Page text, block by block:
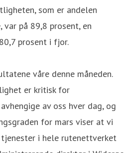
som er andelen
på 89,8 prosent, en
prosent i fjor.
våre denne måneden.
er kritisk for
av oss hver dag, og
for mars viser at vi
i hele rutenettverket